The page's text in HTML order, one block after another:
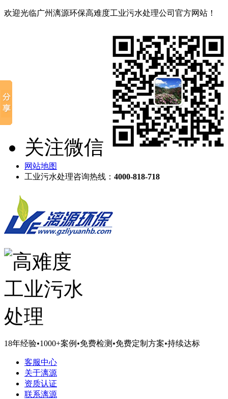
欢迎光临广州漓源环保高难度工业污水处理公司官方网站！
关注微信
网站地图
工业污水处理咨询热线： 4000-818-718
18年经验•1000+案例 •免费检测 •免费定制方案•持续达标
客服中心
关于漓源
资质认证
联系漓源